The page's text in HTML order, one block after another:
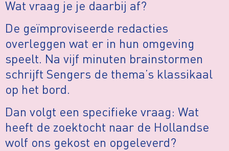
Wat vraag je je daarbij af?
De geïmproviseerde redacties
overleggen wat er in hun omgeving
speelt. Na vijf minuten brainstormen
schrijft Sengers de thema’s klassikaal
op het bord.
Dan volgt een specifieke vraag: Wat
heeft de zoektocht naar de Hollandse
wolf ons gekost en opgeleverd?